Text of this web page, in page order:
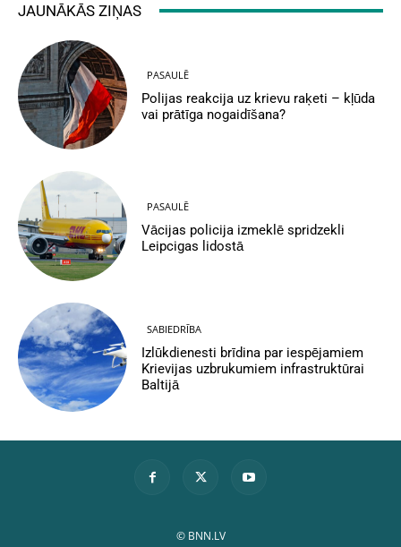
JAUNĀKĀS ZIŅAS
PASAULĒ
Polijas reakcija uz krievu raķeti – kļūda
vai prātīga nogaidīšana?
PASAULĒ
Vācijas policija izmeklē spridzekli
Leipcigas lidostā
SABIEDRĪBA
Izlūkdienesti brīdina par iespējamiem
Krievijas uzbrukumiem infrastruktūrai
Baltijā
© BNN.LV